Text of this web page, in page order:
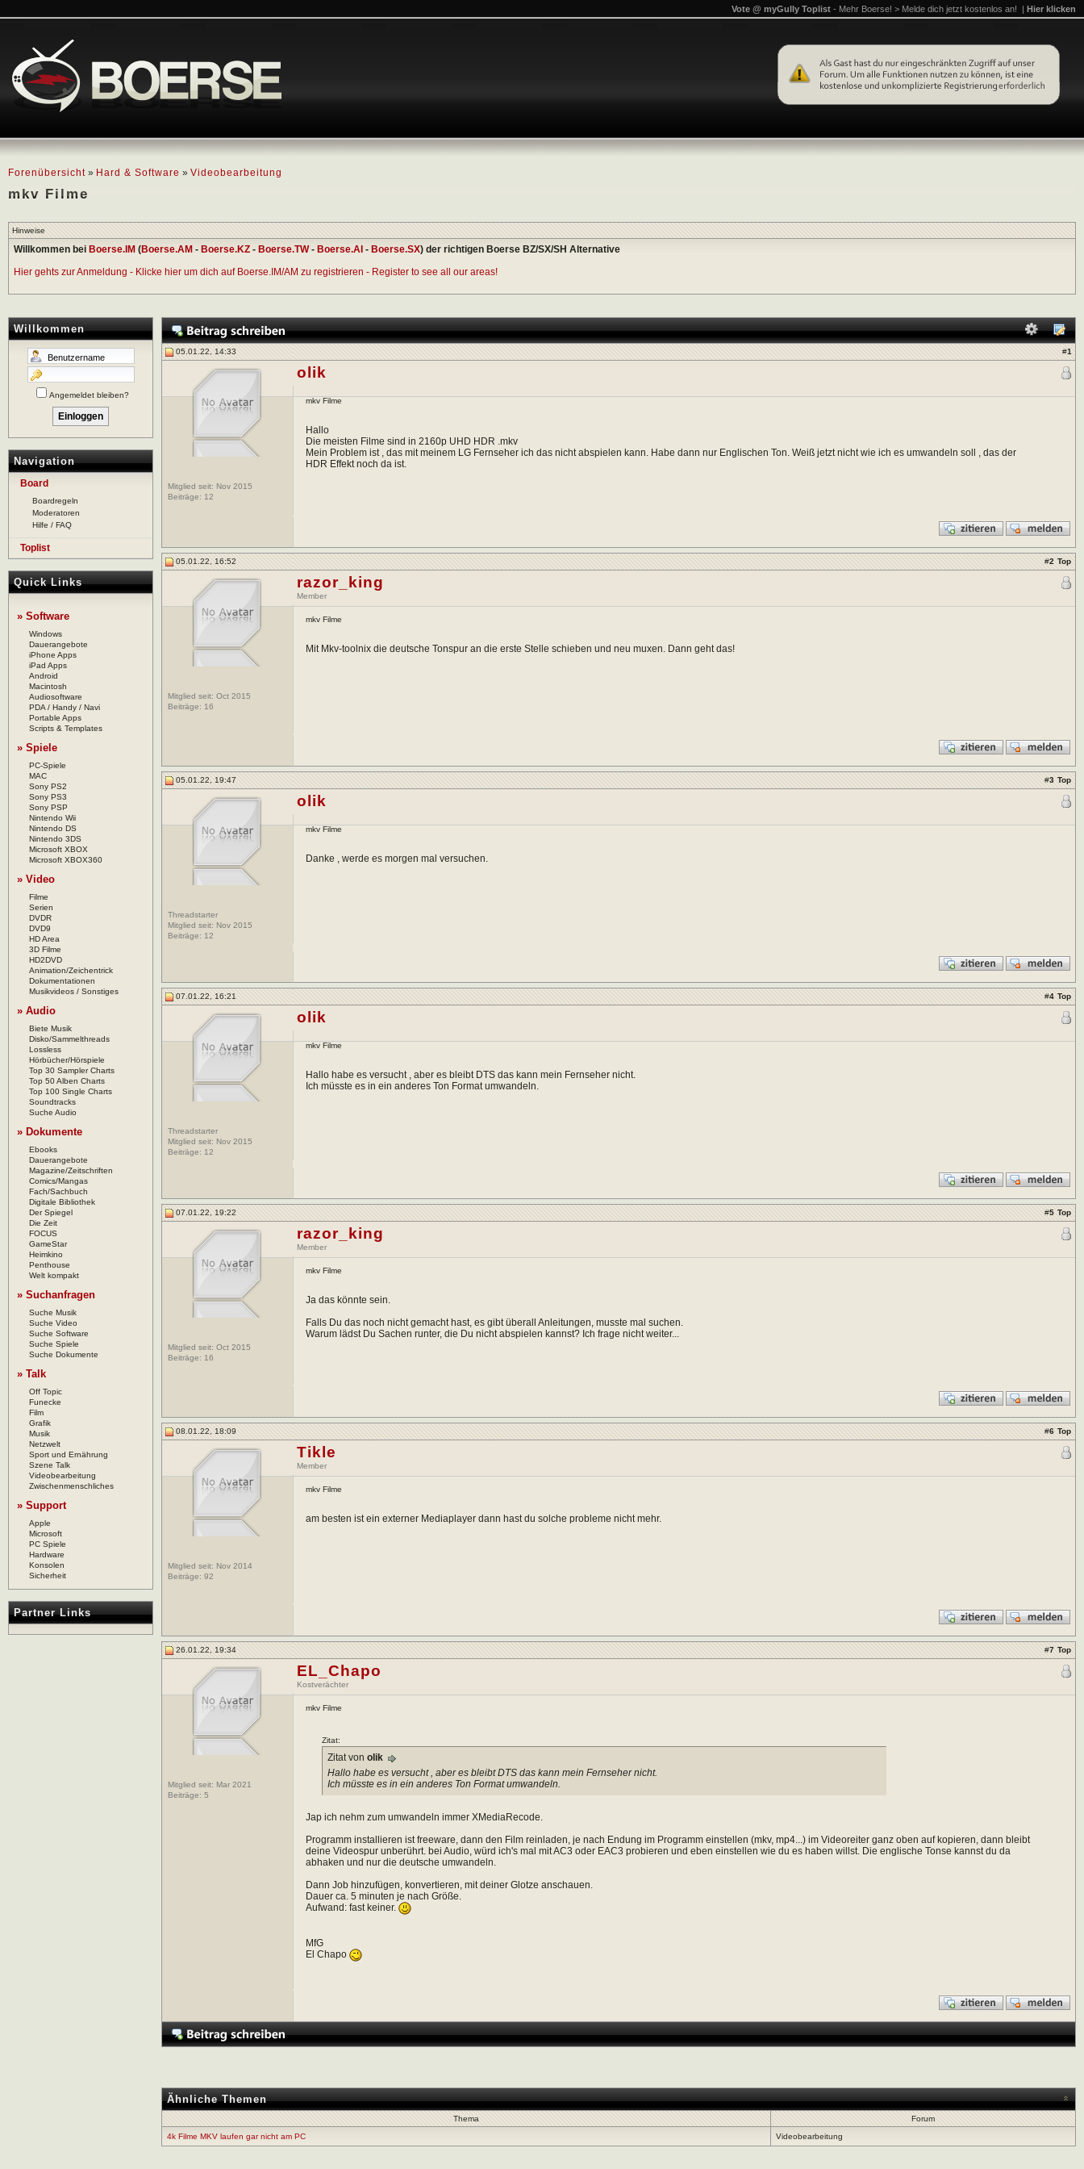
Forenübersicht » Hard & Software » Videobearbeitung
mkv Filme
Vote @ myGully Toplist - Mehr Boerse! > Melde dich jetzt kostenlos an! | Hier klicken
Hinweise
Willkommen bei Boerse.IM (Boerse.AM - Boerse.KZ - Boerse.TW- Boerse.AI - Boerse.SX) der richtigen Boerse BZ/SX/SH Alternative
Hier gehts zur Anmeldung - Klicke hier um dich auf Boerse.IM/AM zu registrieren - Register to see all our areas!
Willkommen
Angemeldet bleiben?
Navigation
Board
Boardregeln
Moderatoren
Hilfe / FAQ
Toplist
Quick Links
» Software
Windows
Dauerangebote
iPhone Apps
iPad Apps
Android
Macintosh
Audiosoftware
PDA / Handy / Navi
Portable Apps
Scripts & Templates
» Spiele
PC-Spiele
MAC
Sony PS2
Sony PS3
Sony PSP
Nintendo Wii
Nintendo DS
Nintendo 3DS
Microsoft XBOX
Microsoft XBOX360
» Video
Filme
Serien
DVDR
DVD9
HD Area
3D Filme
HD2DVD
Animation/Zeichentrick
Dokumentationen
Musikvideos / Sonstiges
» Audio
Biete Musik
Disko/Sammelthreads
Lossless
Hörbücher/Hörspiele
Top 30 Sampler Charts
Top 50 Alben Charts
Top 100 Single Charts
Soundtracks
Suche Audio
» Dokumente
Ebooks
Dauerangebote
Magazine/Zeitschriften
Comics/Mangas
Fach/Sachbuch
Digitale Bibliothek
Der Spiegel
Die Zeit
FOCUS
GameStar
Heimkino
Penthouse
Welt kompakt
» Suchanfragen
Suche Musik
Suche Video
Suche Software
Suche Spiele
Suche Dokumente
» Talk
Off Topic
Funecke
Film
Grafik
Musik
Netzwelt
Sport und Ernährung
Szene Talk
Videobearbeitung
Zwischenmenschliches
» Support
Apple
Microsoft
PC Spiele
Hardware
Konsolen
Sicherheit
Partner Links
05.01.22, 14:33 #1
Mitglied seit: Nov 2015
Beiträge: 12
olik
mkv Filme
Hallo
Die meisten Filme sind in 2160p UHD HDR .mkv
Mein Problem ist , das mit meinem LG Fernseher ich das nicht abspielen kann. Habe dann nur Englischen Ton. Weiß jetzt nicht wie ich es umwandeln soll , das der
HDR Effekt noch da ist.
05.01.22, 16:52 #2 Top
Mitglied seit: Oct 2015
Beiträge: 16
razor_king
Member
mkv Filme
Mit Mkv-toolnix die deutsche Tonspur an die erste Stelle schieben und neu muxen. Dann geht das!
05.01.22, 19:47 #3 Top
Threadstarter
Mitglied seit: Nov 2015
Beiträge: 12
olik
mkv Filme
Danke , werde es morgen mal versuchen.
07.01.22, 16:21 #4 Top
Threadstarter
Mitglied seit: Nov 2015
Beiträge: 12
olik
mkv Filme
Hallo habe es versucht , aber es bleibt DTS das kann mein Fernseher nicht.
Ich müsste es in ein anderes Ton Format umwandeln.
07.01.22, 19:22 #5 Top
Mitglied seit: Oct 2015
Beiträge: 16
razor_king
Member
mkv Filme
Ja das könnte sein.
Falls Du das noch nicht gemacht hast, es gibt überall Anleitungen, musste mal suchen.
Warum lädst Du Sachen runter, die Du nicht abspielen kannst? Ich frage nicht weiter...
08.01.22, 18:09 #6 Top
Mitglied seit: Nov 2014
Beiträge: 92
Tikle
Member
mkv Filme
am besten ist ein externer Mediaplayer dann hast du solche probleme nicht mehr.
26.01.22, 19:34 #7 Top
Mitglied seit: Mar 2021
Beiträge: 5
EL_Chapo
Kostverächter
mkv Filme
Zitat:
Zitat von olik
Hallo habe es versucht , aber es bleibt DTS das kann mein Fernseher nicht.
Ich müsste es in ein anderes Ton Format umwandeln.
Jap ich nehm zum umwandeln immer XMediaRecode.
Programm installieren ist freeware, dann den Film reinladen, je nach Endung im Programm einstellen (mkv, mp4...) im Videoreiter ganz oben auf kopieren, dann bleibt
deine Videospur unberührt. bei Audio, würd ich's mal mit AC3 oder EAC3 probieren und eben einstellen wie du es haben willst. Die englische Tonse kannst du da
abhaken und nur die deutsche umwandeln.
Dann Job hinzufügen, konvertieren, mit deiner Glotze anschauen.
Dauer ca. 5 minuten je nach Größe.
Aufwand: fast keiner.
MfG
El Chapo
Ähnliche Themen
Thema
Forum
4k Filme MKV laufen gar nicht am PC
Videobearbeitung